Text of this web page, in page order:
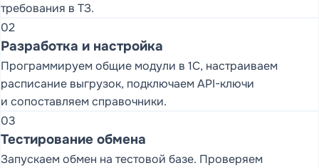
требования в ТЗ.
02
Разработка и настройка
Программируем общие модули в 1С, настраиваем
расписание выгрузок, подключаем API-ключи
и сопоставляем справочники.
03
Тестирование обмена
Запускаем обмен на тестовой базе. Проверяем